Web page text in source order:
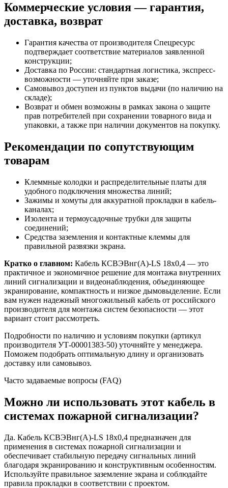
Коммерческие условия — гарантия,
доставка, возврат
Гарантия качества от производителя Спецресурс
подтверждает соответствие материалов заявленной
конструкции;
Доставка по России: стандартная логистика, экспресс-
возможности — уточняйте при заказе;
Самовывоз доступен из пунктов выдачи (по наличию на
складе);
Возврат и обмен возможны в рамках закона о защите
прав потребителей при сохранении товарного вида и
упаковки, а также при наличии документов на покупку.
Рекомендации по сопутствующим
товарам
Клеммные колодки и распределительные платы для
удобного подключения множества линий;
Зажимы и хомуты для аккуратной прокладки в кабель-
каналах;
Изолента и термоусадочные трубки для защиты
соединений;
Средства заземления и контактные клеммы для
правильной развязки экрана.
Кратко о главном: Кабель КСВЭВнг(A)-LS 18x0,4 — это
практичное и экономичное решение для монтажа внутренних
линий сигнализации и видеонаблюдения, объединяющее
экранирование, компактность и низкое дымовыделение. Если
вам нужен надежный многожильный кабель от российского
производителя для монтажа систем безопасности — этот
вариант стоит рассмотреть.
Подробности по наличию и условиям покупки (артикул
производителя УТ-00001383-50) уточняйте у менеджера.
Поможем подобрать оптимальную длину и организовать
доставку или самовывоз.
Часто задаваемые вопросы (FAQ)
Можно ли использовать этот кабель в
системах пожарной сигнализации?
Да. Кабель КСВЭВнг(A)-LS 18x0,4 предназначен для
применения в системах пожарной сигнализации и
обеспечивает стабильную передачу сигнальных линий
благодаря экранированию и конструктивным особенностям.
Используйте правильное заземление экрана и соблюдайте
правила прокладки в соответствии с проектом.